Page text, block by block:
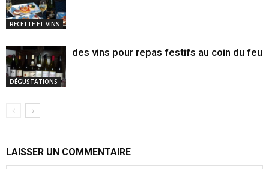
RECETTE ET VINS
DÉGUSTATIONS
des vins pour repas festifs au coin du feu
LAISSER UN COMMENTAIRE